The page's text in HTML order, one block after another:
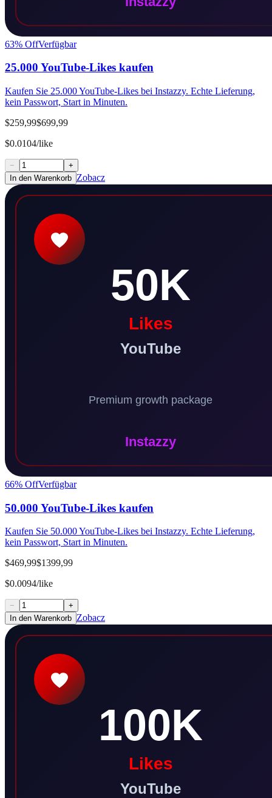
63% OffVerfügbar
25.000 YouTube-Likes kaufen
Kaufen Sie 25.000 YouTube-Likes bei Instazzy. Echte Lieferung,
kein Passwort, Start in Minuten.
$259,99$699,99
$0.0104/like
−
+
In den Warenkorb Zobacz
66% OffVerfügbar
50.000 YouTube-Likes kaufen
Kaufen Sie 50.000 YouTube-Likes bei Instazzy. Echte Lieferung,
kein Passwort, Start in Minuten.
$469,99$1399,99
$0.0094/like
−
+
In den Warenkorb Zobacz